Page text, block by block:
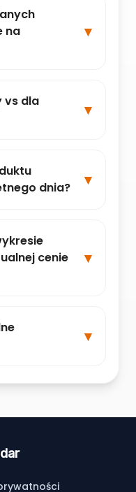
na
vs dla
dnia?
cenie